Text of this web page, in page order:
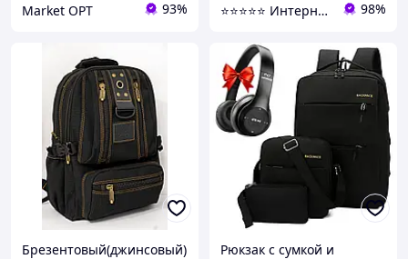
Market OPT 93% ⭐⭐⭐⭐⭐ Интернет магазин Добра Мама 98%
Брезентовый(джинсовый)
Рюкзак с сумкой и